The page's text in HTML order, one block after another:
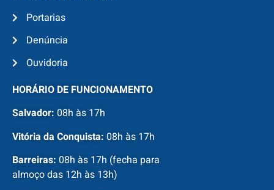
Portarias
Denúncia
Ouvidoria
HORÁRIO DE FUNCIONAMENTO
Salvador: 08h às 17h
Vitória da Conquista: 08h às 17h
Barreiras: 08h às 17h (fecha para
almoço das 12h às 13h)